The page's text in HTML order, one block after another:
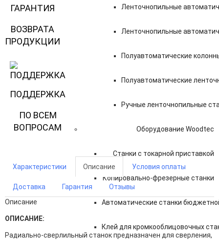
Ленточнопильные
Ленточнопильные
Полуавтоматические
Полуавтоматические
Ручные ленточнопильные
Оборудование Woodtec
Станки с токарной приставкой
Копировально-фрезерные станки
Автоматические станки
Клей для кромкооблицовочных
ГАРАНТИЯ
ВОЗВРАТА
ПРОДУКЦИИ
ПОДДЕРЖКА
ПО ВСЕМ
ВОПРОСАМ
Характеристики Описание Условия оплаты
Доставка Гарантия
Отзывы
Описание
ОПИСАНИЕ:
Радиально-сверлильный станок предназначен для сверления,